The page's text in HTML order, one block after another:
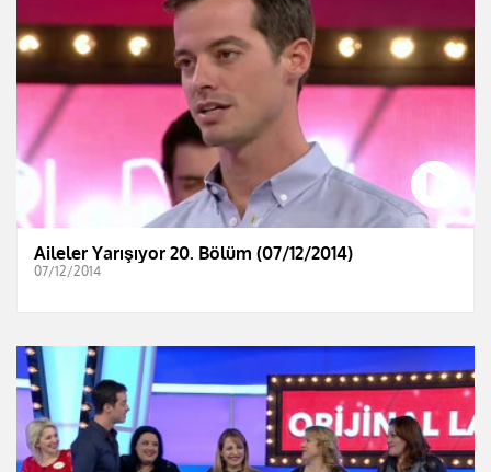
Aileler Yarışıyor 20. Bölüm (07/12/2014)
07/12/2014